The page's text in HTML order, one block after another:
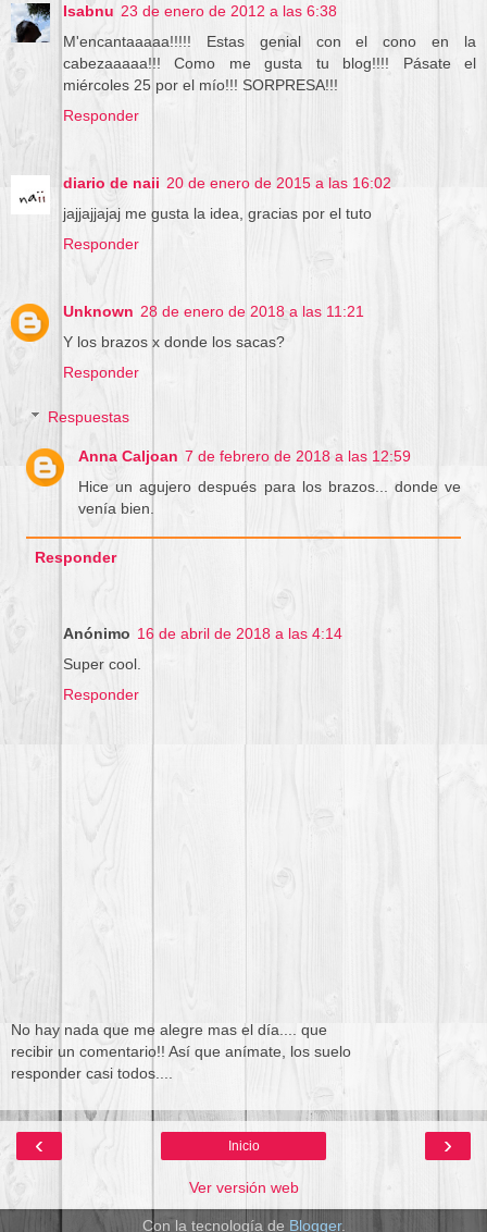
Isabnu 23 de enero de 2012 a las 6:38
M'encantaaaaa!!!!! Estas genial con el cono en la
cabezaaaaa!!! Como me gusta tu blog!!!! Pásate el
miércoles 25 por el mío!!! SORPRESA!!!
Responder
diario de naii 20 de enero de 2015 a las 16:02
jajjajjajaj me gusta la idea, gracias por el tuto
Responder
Unknown 28 de enero de 2018 a las 11:21
Y los brazos x donde los sacas?
Responder
Respuestas
Anna Caljoan 7 de febrero de 2018 a las 12:59
Hice un agujero después para los brazos... donde ve
venía bien.
Responder
Anónimo 16 de abril de 2018 a las 4:14
Super cool.
Responder
No hay nada que me alegre mas el día.... que
recibir un comentario!! Así que anímate, los suelo
responder casi todos....
‹ ›
Inicio
Ver versión web
Con la tecnología de Blogger.